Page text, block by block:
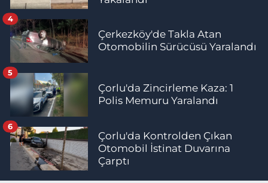
Çerkezköy'de Takla Atan
Otomobilin Sürücüsü Yaralandı
4
Çorlu'da Zincirleme Kaza: 1
Polis Memuru Yaralandı
5
Çorlu'da Kontrolden Çıkan
Otomobil İstinat Duvarına
Çarptı
6